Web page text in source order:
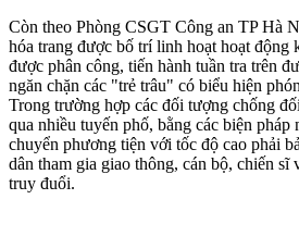
Còn theo Phòng CSGT Công an TP Hà
hóa trang được bố trí linh hoạt hoạt động
được phân công, tiến hành tuần tra trên
ngăn chặn các "trẻ trâu" có biểu hiện
Trong trường hợp các đối tượng chống
qua nhiều tuyến phố, bằng các biện
chuyển phương tiện với tốc độ cao phải
dân tham gia giao thông, cán bộ, chiến sĩ
truy đuổi.